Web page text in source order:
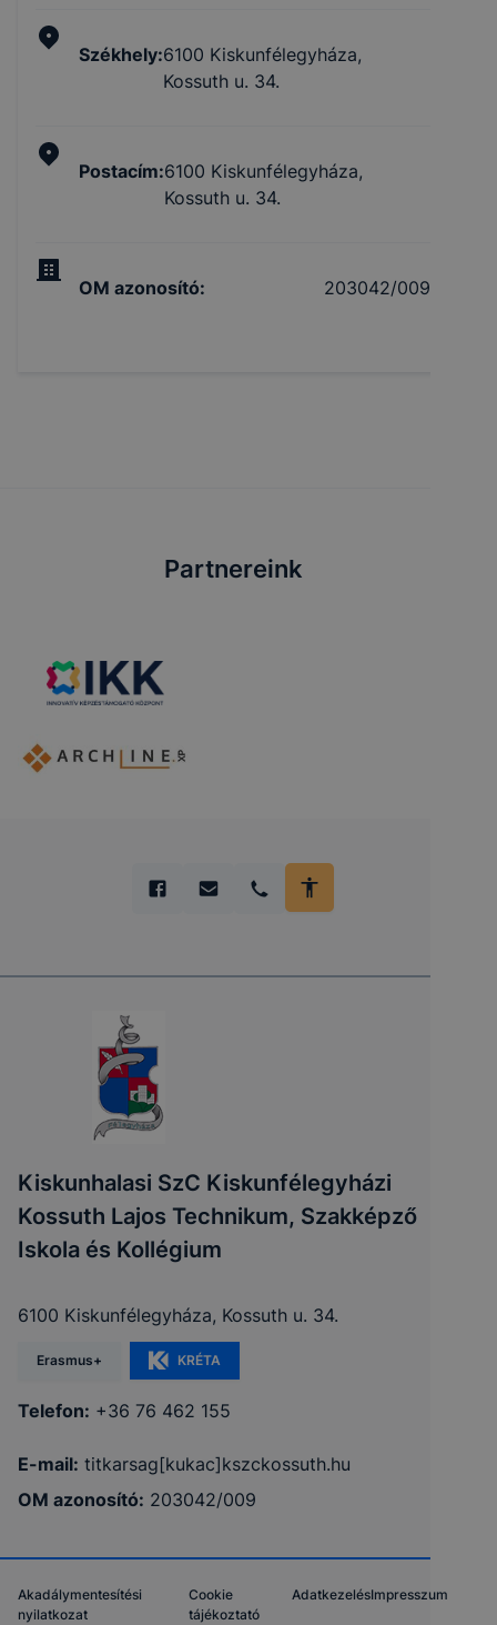
Székhely:6100 Kiskunfélegyháza,
Kossuth u. 34.
Postacím:6100 Kiskunfélegyháza,
Kossuth u. 34.
OM azonosító: 203042/009
Partnereink
Kiskunhalasi SzC Kiskunfélegyházi
Kossuth Lajos Technikum, Szakképző
Iskola és Kollégium
6100 Kiskunfélegyháza, Kossuth u. 34.
Erasmus+ KRÉTA
Telefon: +36 76 462 155
E-mail: titkarsag[kukac]kszckossuth.hu
OM azonosító: 203042/009
Akadálymentesítési
nyilatkozat
Cookie
tájékoztató
AdatkezelésImpresszum